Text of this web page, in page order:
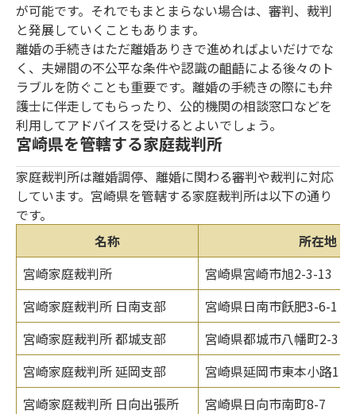
が可能です。それでもまとまらない場合は、審判、裁判
と発展していくこともあります。
離婚の手続きはただ離婚ありきで進めればよいだけでな
く、夫婦間の不公平な条件や認識の齟齬による後々のト
ラブルを防ぐことも重要です。離婚の手続きの際にも弁
護士に伴走してもらったり、公的機関の相談窓口などを
利用してアドバイスを受けるとよいでしょう。
宮崎県を管轄する家庭裁判所
家庭裁判所は離婚調停、離婚に関わる審判や裁判に対応
しています。宮崎県を管轄する家庭裁判所は以下の通り
です。
名称
所在地
宮崎家庭裁判所
宮崎県宮崎市旭2-3-13
宮崎家庭裁判所 日南支部
宮崎県日南市飫肥3-6-1
宮崎家庭裁判所 都城支部
宮崎県都城市八幡町2-3
宮崎家庭裁判所 延岡支部
宮崎県延岡市東本小路121
宮崎家庭裁判所 日向出張所
宮崎県日向市南町8-7